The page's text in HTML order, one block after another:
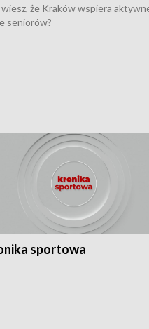
wiesz, że Kraków wspiera
seniorów?
sportowa